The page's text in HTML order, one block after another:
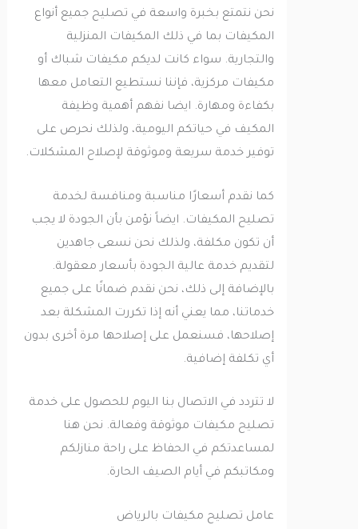
نحن نتمتع بخبرة واسعة في تصليح جميع أنواع
المكيفات بما في ذلك المكيفات المنزلية
والتجارية. سواء كانت لديكم مكيفات شباك أو
مكيفات مركزية، فإننا نستطيع التعامل معها
بكفاءة ومهارة. ايضا نفهم أهمية وظيفة
المكيف في حياتكم اليومية، ولذلك نحرص على
توفير خدمة سريعة وموثوقة لإصلاح المشكلات.
كما نقدم أسعارًا مناسبة ومنافسة لخدمة
تصليح المكيفات. ايضاً نؤمن بأن الجودة لا يجب
أن تكون مكلفة، ولذلك نحن نسعى جاهدين
لتقديم خدمة عالية الجودة بأسعار معقولة.
بالإضافة إلى ذلك، نحن نقدم ضمانًا على جميع
خدماتنا، مما يعني أنه إذا تكررت المشكلة بعد
إصلاحها، فسنعمل على إصلاحها مرة أخرى بدون
أي تكلفة إضافية.
لا تتردد في الاتصال بنا اليوم للحصول على خدمة
تصليح مكيفات موثوقة وفعالة. نحن هنا
لمساعدتكم في الحفاظ على راحة منازلكم
ومكاتبكم في أيام الصيف الحارة.
عامل تصليح مكيفات بالرياض